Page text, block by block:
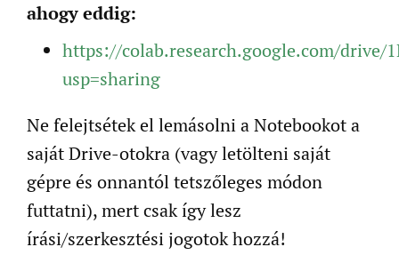
ahogy eddig:
https://colab.research.google.com/drive/
usp=sharing
Ne felejtsétek el lemásolni a Notebookot a
saját Drive-otokra (vagy letölteni saját
gépre és onnantól tetszőleges módon
futtatni), mert csak így lesz
írási/szerkesztési jogotok hozzá!